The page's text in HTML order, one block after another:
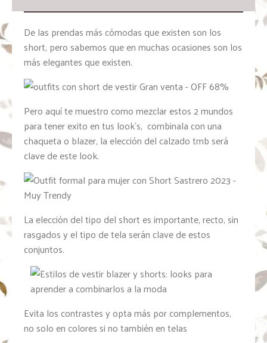
De las prendas más cómodas que existen son los
short, pero sabemos que en muchas ocasiones son los
más elegantes que existen.
Pero aquí te muestro como mezclar estos 2 mundos
para tener exito en tus look´s, combinala con una
chaqueta o blazer, la elección del calzado tmb será
clave de este look.
La elección del tipo del short es importante, recto, sin
rasgados y el tipo de tela serán clave de estos
conjuntos.
Evita los contrastes y opta más por complementos,
no solo en colores si no también en telas